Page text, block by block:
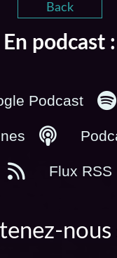
Back
En podcast :
Podcast
Flux RSS
nous